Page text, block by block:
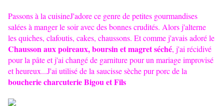
Passons à la cuisineJ'adore ce genre de petites gourmandises
salées à manger le soir avec des bonnes crudités. Alors j'alterne
les quiches, clafoutis, cakes, chaussons. Et comme j'avais adoré le
Chausson aux poireaux, boursin et magret séché, j'ai récidivé
pour la pâte et j'ai changé de garniture pour un mariage improvisé
et heureux...J'ai utilisé de la saucisse sèche pur porc de la
boucherie charcuterie Bigou et Fils